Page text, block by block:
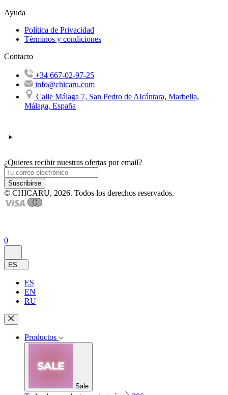
Ayuda
Política de Privacidad
Términos y condiciones
Contacto
+34 667-02-97-25
info@chicaru.com
Calle Málaga 7, San Pedro de Alcántara, Marbella,
Málaga, España
¿Quieres recibir nuestras ofertas por email?
Suscribirse
© CHICARU, 2026. Todos los derechos reservados.
0
ES
ES
EN
RU
Productos
Sale